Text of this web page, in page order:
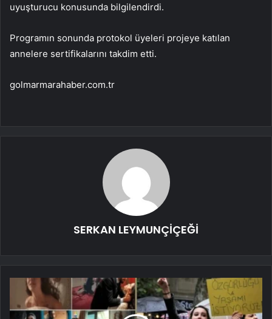
uyuşturucu konusunda bilgilendirdi.
Programın sonunda protokol üyeleri projeye katılan
annelere sertifikalarını takdim etti.
golmarmarahaber.com.tr
SERKAN LEYMUNÇİÇEĞİ